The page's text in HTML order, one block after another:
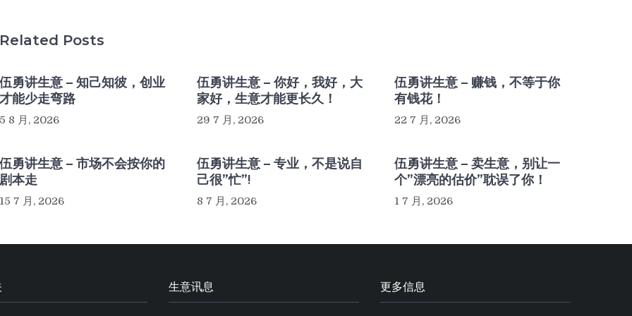
Related Posts
伍勇讲生意 – 知己知彼，创业
才能少走弯路
5 8 月, 2026
伍勇讲生意 – 你好，我好，大
家好，生意才能更长久！
29 7 月, 2026
伍勇讲生意 – 赚钱，不等于你
有钱花！
22 7 月, 2026
伍勇讲生意 – 市场不会按你的
剧本走
15 7 月, 2026
伍勇讲生意 – 专业，不是说自
己很”忙”!
8 7 月, 2026
伍勇讲生意 – 卖生意，别让一
个”漂亮的估价”耽误了你！
1 7 月, 2026
生意讯息 更多信息